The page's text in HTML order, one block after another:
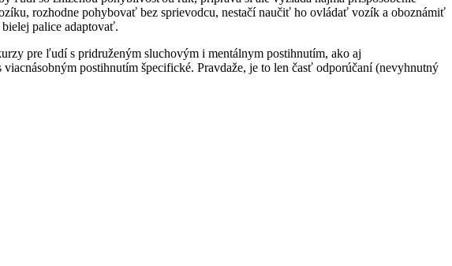
rozhodne pohybovať bez sprievodcu, nestačí naučiť ho ovládať vozík a oboznámiť
palice adaptovať.
pre ľudí s pridruženým sluchovým i mentálnym postihnutím, ako aj
postihnutím špecifické. Pravdaže, je to len časť odporúčaní (nevyhnutný